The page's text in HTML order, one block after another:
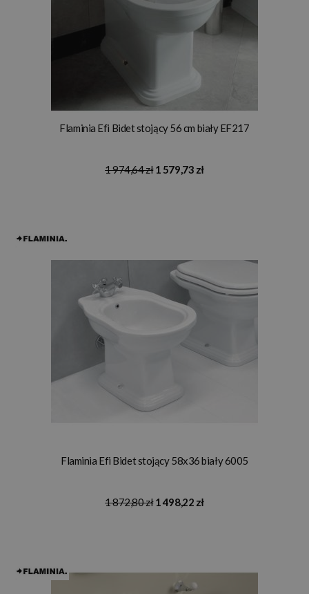
Flaminia Efi Bidet stojący 56 cm biały EF217
1 974,64 zł 1 579,73 zł
Flaminia Efi Bidet stojący 58x36 biały 6005
1 872,80 zł 1 498,22 zł